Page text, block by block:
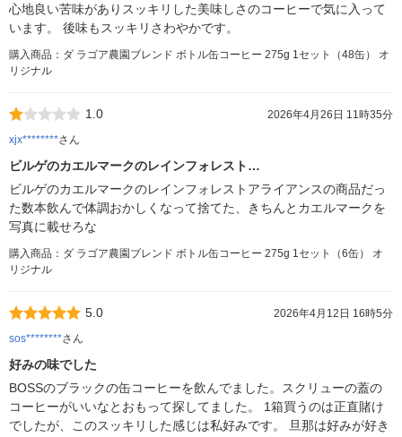
心地良い苦味がありスッキリした美味しさのコーヒーで気に入って
います。 後味もスッキリさわやかです。
購入商品：ダ ラゴア農園ブレンド ボトル缶コーヒー 275g 1セット（48缶） オ
リジナル
1.0
2026年4月26日 11時35分
xjx********さん
ビルゲのカエルマークのレインフォレスト…
ビルゲのカエルマークのレインフォレストアライアンスの商品だっ
た数本飲んで体調おかしくなって捨てた、きちんとカエルマークを
写真に載せろな
購入商品：ダ ラゴア農園ブレンド ボトル缶コーヒー 275g 1セット（6缶） オ
リジナル
5.0
2026年4月12日 16時5分
sos********さん
好みの味でした
BOSSのブラックの缶コーヒーを飲んでました。スクリューの蓋の
コーヒーがいいなとおもって探してました。 1箱買うのは正直賭け
でしたが、このスッキリした感じは私好みです。 旦那は好みが好き